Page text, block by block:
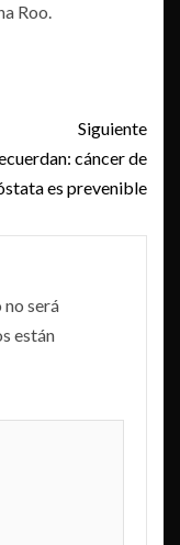
Roo.
Siguiente
cáncer de
es prevenible
será
están